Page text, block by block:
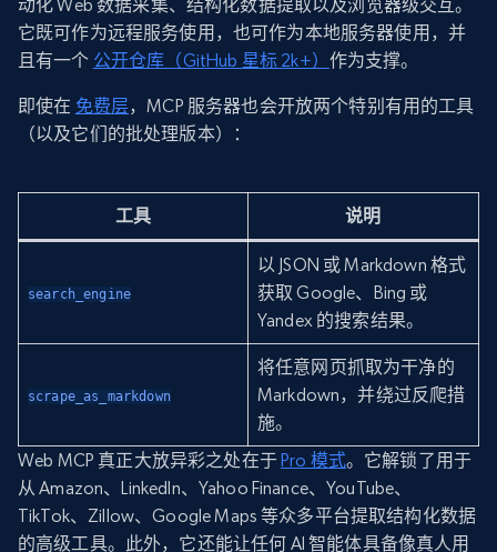
动化 Web 数据采集、结构化数据提取以及浏览器级交互。
它既可作为远程服务使用，也可作为本地服务器使用，并
且有一个 公开仓库（GitHub 星标 2k+） 作为支撑。
即使在 免费层，MCP 服务器也会开放两个特别有用的工具
（以及它们的批处理版本）：
工具 说明
search_engine
以 JSON 或 Markdown 格式
获取 Google、Bing 或
Yandex 的搜索结果。
scrape_as_markdown
将任意网页抓取为干净的
Markdown，并绕过反爬措
施。
Web MCP 真正大放异彩之处在于 Pro 模式。它解锁了用于
从 Amazon、LinkedIn、Yahoo Finance、YouTube、
TikTok、Zillow、Google Maps 等众多平台提取结构化数据
的高级工具。此外，它还能让任何 AI 智能体具备像真人用